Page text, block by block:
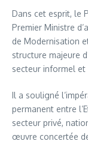
Dans cet esprit, le
Premier Ministre
de Modernisation
structure majeure
secteur informel et
Il a souligné
permanent entre
secteur privé,
œuvre concertée